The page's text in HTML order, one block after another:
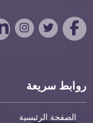
روابط سريعة
الصفحة الرئيسية